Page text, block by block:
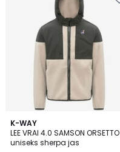
K-WAY
LEE VRAI 4.0 SAMSON ORSETTO
uniseks sherpa jas